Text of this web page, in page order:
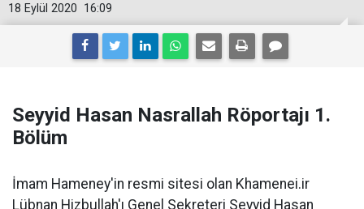
16:09
18 Eylül 2020
Seyyid Hasan Nasrallah Röportajı 1.
Bölüm
İmam Hameney'in resmi sitesi olan Khamenei.ir
Lübnan Hizbullah'ı Genel Sekreteri Seyyid Hasan